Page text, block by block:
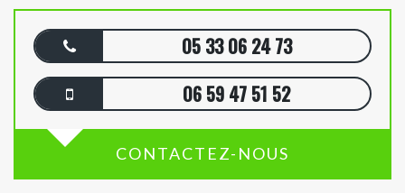
05 33 06 24 73
06 59 47 51 52
CONTACTEZ-NOUS